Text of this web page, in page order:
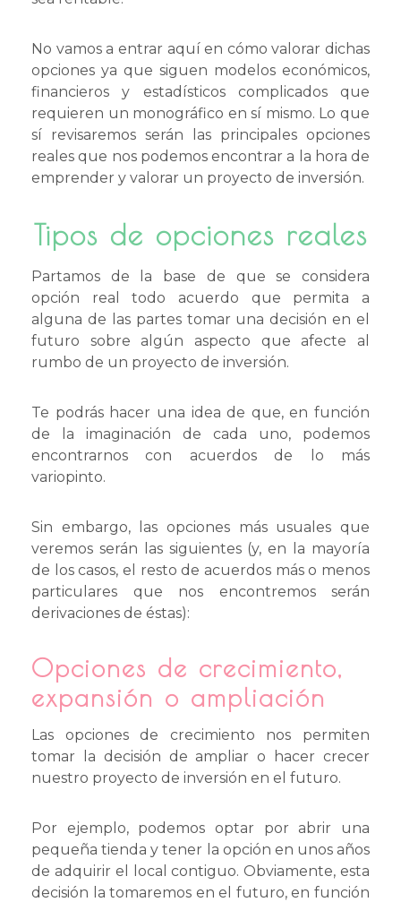
No vamos a entrar aquí en cómo valorar dichas
opciones ya que siguen modelos económicos,
financieros y estadísticos complicados que
requieren un monográfico en sí mismo. Lo que
sí revisaremos serán las principales opciones
reales que nos podemos encontrar a la hora de
emprender y valorar un proyecto de inversión.
Tipos de opciones reales
Partamos de la base de que se considera
opción real todo acuerdo que permita a
alguna de las partes tomar una decisión en el
futuro sobre algún aspecto que afecte al
rumbo de un proyecto de inversión.
Te podrás hacer una idea de que, en función
de la imaginación de cada uno, podemos
encontrarnos con acuerdos de lo más
variopinto.
Sin embargo, las opciones más usuales que
veremos serán las siguientes (y, en la mayoría
de los casos, el resto de acuerdos más o menos
particulares que nos encontremos serán
derivaciones de éstas):
Opciones de crecimiento,
expansión o ampliación
Las opciones de crecimiento nos permiten
tomar la decisión de ampliar o hacer crecer
nuestro proyecto de inversión en el futuro.
Por ejemplo, podemos optar por abrir una
pequeña tienda y tener la opción en unos años
de adquirir el local contiguo. Obviamente, esta
decisión la tomaremos en el futuro, en función